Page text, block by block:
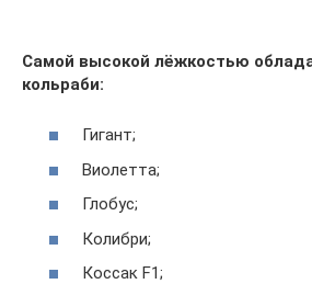
Самой высокой лёжкостью
кольраби:
Гигант;
Виолетта;
Глобус;
Колибри;
Коссак F1;